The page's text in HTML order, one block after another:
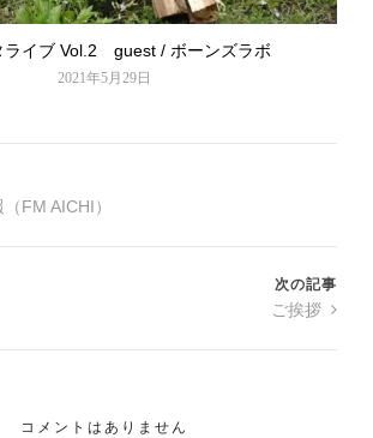
ライブ Vol.2 guest / ボーンズラボ
2021年5月29日
FM AICHI）
次の記事
ご挨拶
コメントはありません